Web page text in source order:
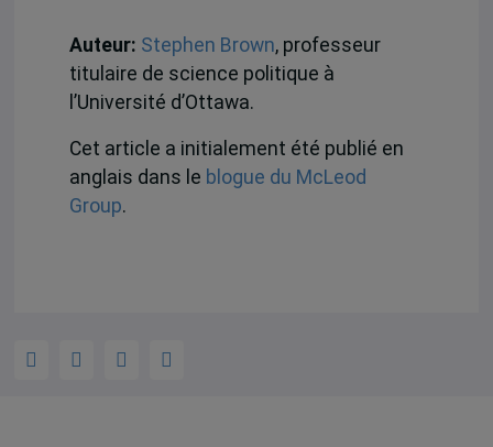
Auteur: Stephen Brown, professeur
titulaire de science politique à
l’Université d’Ottawa.
Cet article a initialement été publié en
anglais dans le blogue du McLeod
Group.